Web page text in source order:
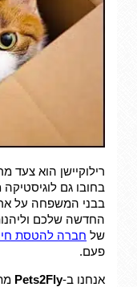
רילוקיישן הוא צעד
בחובו גם
בבני המשפחה על
החדשה שלכם
של חברה להטסת
פעם.
אנחנו ב-Pets2Fly